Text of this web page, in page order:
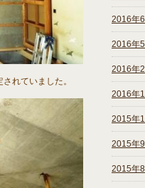
れていました。
2016年6
2016年5
2016年2
2016年1
2015年
2015年9
2015年8